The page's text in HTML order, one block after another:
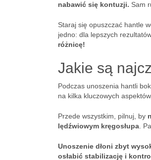
nabawić się kontuzji. Sam
Staraj się opuszczać hantle
jedno: dla lepszych
różnicę!
Jakie są
Podczas unoszenia hantli
na kilka kluczowych
Przede wszystkim, pilnuj, by
lędźwiowym kręgosłupa .
Unoszenie dłoni zbyt
osłabić stabilizację i